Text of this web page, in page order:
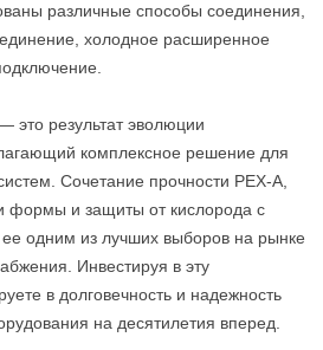
различные способы соединения,
холодное расширенное
результат эволюции
комплексное решение для
Сочетание прочности PEX-A,
формы и защиты от кислорода с
одним из лучших выборов на рынке
Инвестируя в эту
в долговечность и надежность
на десятилетия вперед.